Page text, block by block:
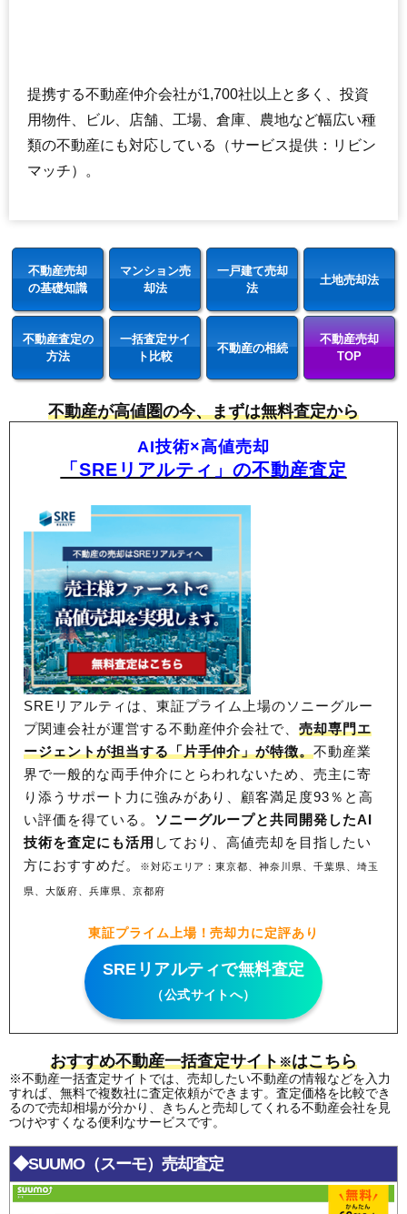
提携する不動産仲介会社が1,700社以上と多く、投資
用物件、ビル、店舗、工場、倉庫、農地など幅広い種
類の不動産にも対応している（サービス提供：リビン
マッチ）。
不動産売却
の基礎知識
マンション売
却法
一戸建て売却
法
土地売却法
不動産査定の
方法
一括査定サイ
ト比較
不動産の相続
不動産売却
TOP
不動産が高値圏の今、まずは無料査定から
AI技術×高値売却
「SREリアルティ」の不動産査定
SREリアルティは、東証プライム上場のソニーグルー
プ関連会社が運営する不動産仲介会社で、売却専門エ
ージェントが担当する「片手仲介」が特徴。不動産業
界で一般的な両手仲介にとらわれないため、売主に寄
り添うサポート力に強みがあり、顧客満足度93％と高
い評価を得ている。 ソニーグループと共同開発したAI
技術を査定にも活用 しており、高値売却を目指したい
方におすすめだ。
※対応エリア：東京都、神奈川県、千葉県、埼玉
県、大阪府、兵庫県、京都府
東証プライム上場！売却力に定評あり
SREリアルティで無料査定
（公式サイトへ）
おすすめ不動産一括査定サイト※はこちら
※不動産一括査定サイトでは、売却したい不動産の情報などを入力
すれば、無料で複数社に査定依頼ができます。査定価格を比較でき
るので売却相場が分かり、きちんと売却してくれる不動産会社を見
つけやすくなる便利なサービスです。
◆SUUMO（スーモ）売却査定